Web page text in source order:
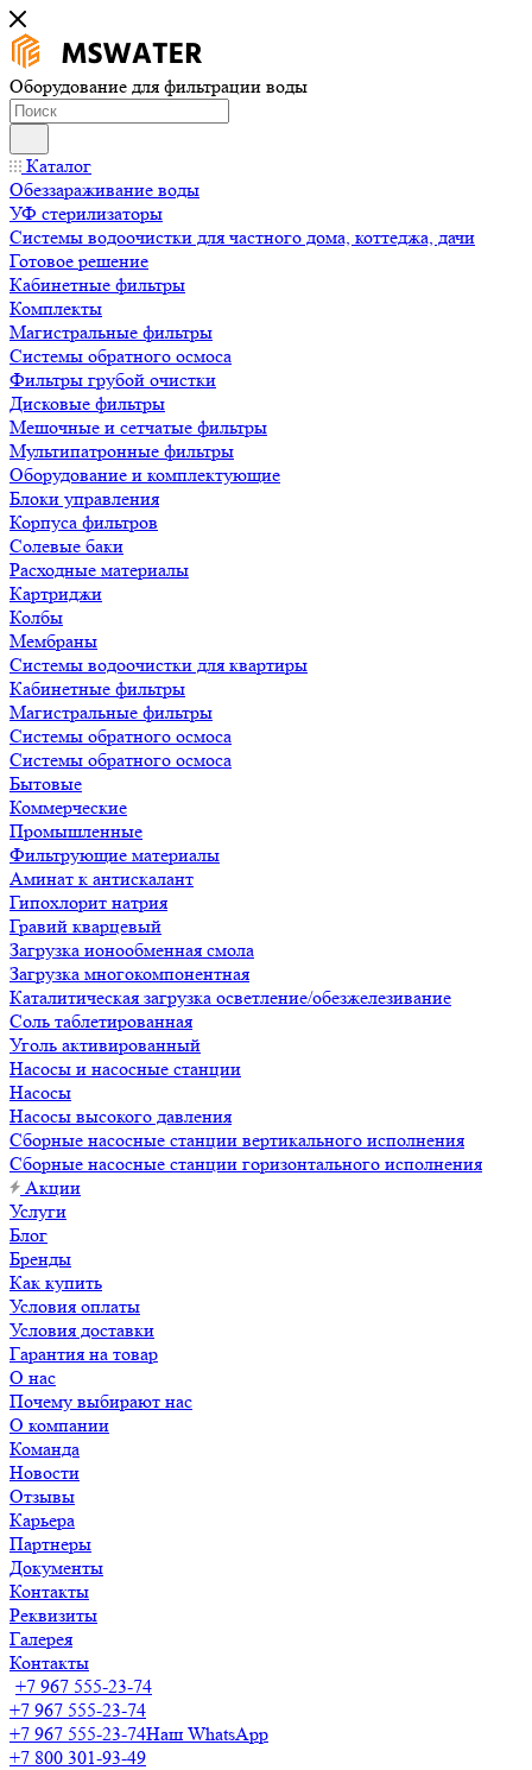
Оборудование для фильтрации воды
Каталог
Обеззараживание воды
УФ стерилизаторы
Системы водоочистки для частного дома, коттеджа, дачи
Готовое решение
Кабинетные фильтры
Комплекты
Магистральные фильтры
Системы обратного осмоса
Фильтры грубой очистки
Дисковые фильтры
Мешочные и сетчатые фильтры
Мультипатронные фильтры
Оборудование и комплектующие
Блоки управления
Корпуса фильтров
Солевые баки
Расходные материалы
Картриджи
Колбы
Мембраны
Системы водоочистки для квартиры
Кабинетные фильтры
Магистральные фильтры
Системы обратного осмоса
Системы обратного осмоса
Бытовые
Коммерческие
Промышленные
Фильтрующие материалы
Аминат к антискалант
Гипохлорит натрия
Гравий кварцевый
Загрузка ионообменная смола
Загрузка многокомпонентная
Каталитическая загрузка осветление/обезжелезивание
Соль таблетированная
Уголь активированный
Насосы и насосные станции
Насосы
Насосы высокого давления
Сборные насосные станции вертикального исполнения
Сборные насосные станции горизонтального исполнения
Акции
Услуги
Блог
Бренды
Как купить
Условия оплаты
Условия доставки
Гарантия на товар
О нас
Почему выбирают нас
О компании
Команда
Новости
Отзывы
Карьера
Партнеры
Документы
Контакты
Реквизиты
Галерея
Контакты
+7 967 555-23-74
+7 967 555-23-74
+7 967 555-23-74Наш WhatsApp
+7 800 301-93-49